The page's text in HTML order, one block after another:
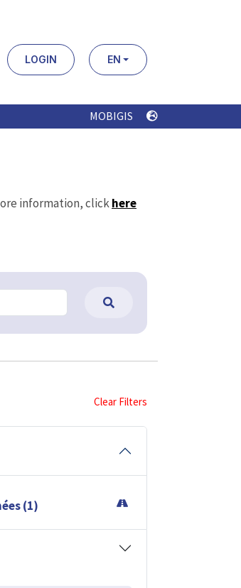
LOGIN EN
MOBIGIS
information, clickhere
Clear Filters
(1)